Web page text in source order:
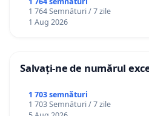
1 764 Semnături / 7 zile
1 Aug 2026
Salvați-ne de numărul
1 703 semnături
1 703 Semnături / 7 zile